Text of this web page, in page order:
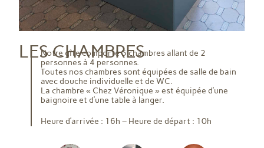
LES CHAMBRES
Notre gîte comporte 5 chambres allant de 2
personnes à 4 personnes.
Toutes nos chambres sont équipées de salle de bain
avec douche individuelle et de WC.
La chambre « Chez Véronique » est équipée d’une
baignoire et d’une table à langer.
Heure d’arrivée : 16h – Heure de départ : 10h